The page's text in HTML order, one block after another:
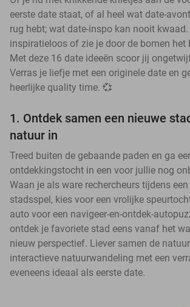
eerste date staat, of al heel wat date-
rug hebt; wat date-inspo kan nooit kwaad.
inspiratieloos of zie je door de bomen het
Met deze 16 date ideeën scoor jij
Verras je liefje met een originele date en
heerlijke quality time. 💞
1. Ontdek samen een nieuwe
natuur in
Treed buiten de gebaande paden en ga
ontdekkingstocht in een voor jullie nog
Waan je als ware rechercheurs tijdens
stadsspel, kies voor een vrolijke
auto voor een navigeer-en-ontdek-
ontdek je favoriete stad eens vanaf het
nieuw perspectief. Liever samen de
interactieve natuurwandeling met een
eveneens ideaal als eerste date.